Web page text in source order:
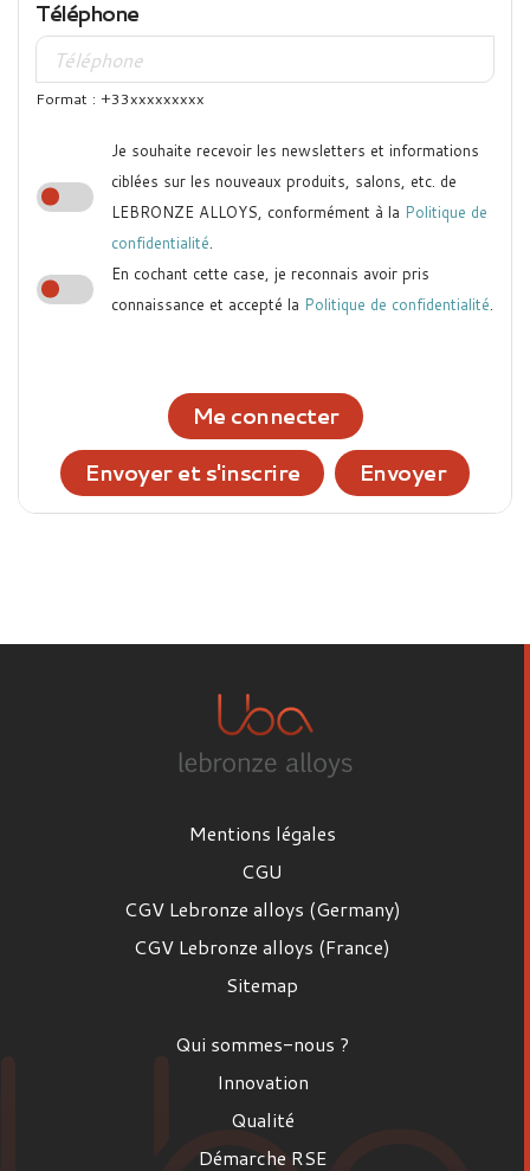
Téléphone
Format : +33xxxxxxxxx
Je souhaite recevoir les newsletters et informations
ciblées sur les nouveaux produits, salons, etc. de
LEBRONZE ALLOYS, conformément à la Politique de
confidentialité.
En cochant cette case, je reconnais avoir pris
connaissance et accepté la Politique de confidentialité.
Me connecter
Envoyer et s'inscrire
Envoyer
Mentions légales
CGU
CGV Lebronze alloys (Germany)
CGV Lebronze alloys (France)
Sitemap
Qui sommes-nous ?
Innovation
Qualité
Démarche RSE